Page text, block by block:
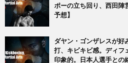
ポーの立ち回り、西田陣
予想】
ダヤン・ゴンザレスが好
打、キビキビ感。ディフ
印象的。日本人選手との